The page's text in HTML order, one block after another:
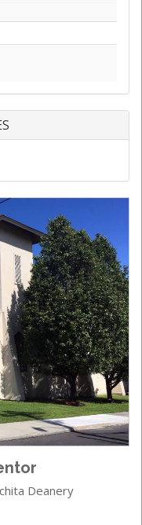
Deanery